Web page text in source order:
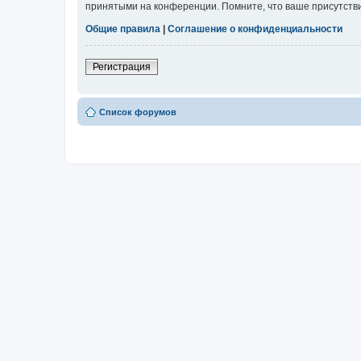
принятыми на конференции. Помните, что ваше
Общие правила | Соглашение о конфиденциальности
Регистрация
Список форумов